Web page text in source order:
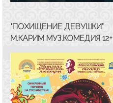
“ПОХИЩЕНИЕ ДЕВУШКИ”
М.КАРИМ МУЗ.КОМЕДИЯ 12+